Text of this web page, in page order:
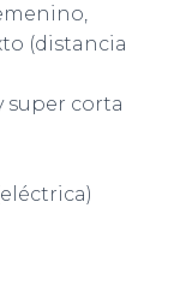
(distancia
super corta